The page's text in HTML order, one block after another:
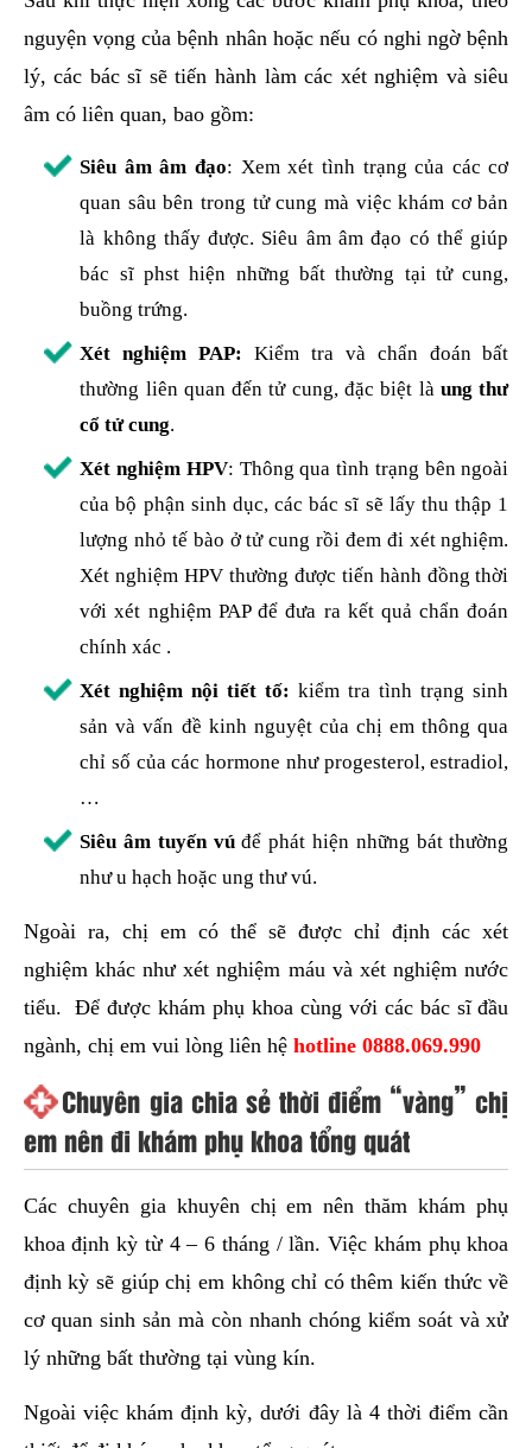
nguyện vọng của bệnh nhân hoặc nếu có nghi ngờ bệnh
lý, các bác sĩ sẽ tiến hành làm các xét nghiệm và siêu
âm có liên quan, bao gồm:
Siêu âm âm đạo: Xem xét tình trạng của các cơ
quan sâu bên trong tử cung mà việc khám cơ bản
là không thấy được. Siêu âm âm đạo có thể giúp
bác sĩ phst hiện những bất thường tại tử cung,
buồng trứng.
Xét nghiệm PAP: Kiểm tra và chẩn đoán bất
thường liên quan đến tử cung, đặc biệt làung thư
cổ tử cung.
Xét nghiệm HPV: Thông qua tình trạng bên ngoài
của bộ phận sinh dục, các bác sĩ sẽ lấy thu thập 1
lượng nhỏ tế bào ở tử cung rồi đem đi xét nghiệm.
Xét nghiệm HPV thường được tiến hành đồng thời
với xét nghiệm PAP để đưa ra kết quả chẩn đoán
chính xác .
Xét nghiệm nội tiết tố: kiểm tra tình trạng sinh
sản và vấn đề kinh nguyệt của chị em thông qua
chỉ số của các hormone như progesterol, estradiol,
…
Siêu âm tuyến vúđể phát hiện những bát thường
như u hạch hoặc ung thư vú.
Ngoài ra, chị em có thể sẽ được chỉ định các xét
nghiệm khác như xét nghiệm máu và xét nghiệm nước
tiểu. Để được khám phụ khoa cùng với các bác sĩ đầu
ngành, chị em vui lòng liên hệ hotline0888.069.990
Chuyên gia chia sẻ thời điểm “vàng” chị
em nên đi khám phụ khoa tổng quát
Các chuyên gia khuyên chị em nên thăm khám phụ
khoa định kỳ từ 4 – 6 tháng / lần. Việc khám phụ khoa
định kỳ sẽ giúp chị em không chỉ có thêm kiến thức về
cơ quan sinh sản mà còn nhanh chóng kiểm soát và xử
lý những bất thường tại vùng kín.
Ngoài việc khám định kỳ, dưới đây là 4 thời điểm cần